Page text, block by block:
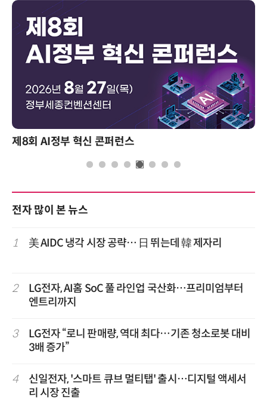
제8회 AI정부 혁신 콘퍼런스
전자 많이 본 뉴스
1 美 AIDC 냉각 시장 공략… 日 뛰는데 韓 제자리
2
LG전자, AI홈 SoC 풀 라인업 국산화…프리미엄부터
엔트리까지
3
LG전자 “로니 판매량, 역대 최다…기존 청소로봇 대비
3배 증가”
4
신일전자, '스마트 큐브 멀티탭' 출시…디지털 액세서
리 시장 진출